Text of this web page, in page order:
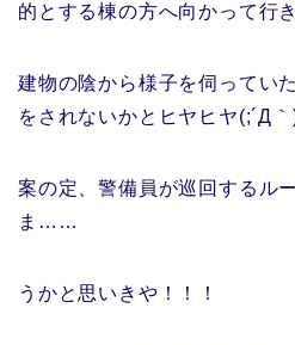
的とする棟の方へ向かって行
建物の陰から様子を伺ってい
をされないかとヒヤヒヤ(;´Д
案の定、警備員が巡回するル
ま……
うかと思いきや！！！